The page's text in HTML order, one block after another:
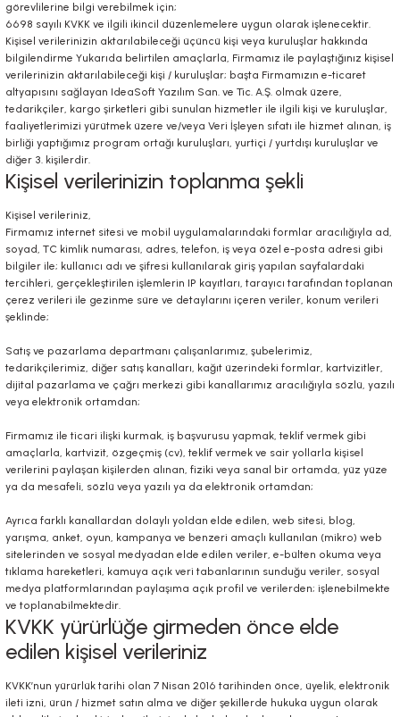
görevlilerine bilgi verebilmek için;
6698 sayılı KVKK ve ilgili ikincil düzenlemelere uygun olarak işlenecektir.
Kişisel verilerinizin aktarılabileceği üçüncü kişi veya kuruluşlar hakkında
bilgilendirme Yukarıda belirtilen amaçlarla, Firmamız ile paylaştığınız kişisel
verilerinizin aktarılabileceği kişi / kuruluşlar; başta Firmamızın e-ticaret
altyapısını sağlayan IdeaSoft Yazılım San. ve Tic. A.Ş. olmak üzere,
tedarikçiler, kargo şirketleri gibi sunulan hizmetler ile ilgili kişi ve kuruluşlar,
faaliyetlerimizi yürütmek üzere ve/veya Veri İşleyen sıfatı ile hizmet alınan, iş
birliği yaptığımız program ortağı kuruluşları, yurtiçi / yurtdışı kuruluşlar ve
diğer 3. kişilerdir.
Kişisel verilerinizin toplanma şekli
Kişisel verileriniz,
Firmamız internet sitesi ve mobil uygulamalarındaki formlar aracılığıyla ad,
soyad, TC kimlik numarası, adres, telefon, iş veya özel e-posta adresi gibi
bilgiler ile; kullanıcı adı ve şifresi kullanılarak giriş yapılan sayfalardaki
tercihleri, gerçekleştirilen işlemlerin IP kayıtları, tarayıcı tarafından toplanan
çerez verileri ile gezinme süre ve detaylarını içeren veriler, konum verileri
şeklinde;
Satış ve pazarlama departmanı çalışanlarımız, şubelerimiz,
tedarikçilerimiz, diğer satış kanalları, kağıt üzerindeki formlar, kartvizitler,
dijital pazarlama ve çağrı merkezi gibi kanallarımız aracılığıyla sözlü, yazılı
veya elektronik ortamdan;
Firmamız ile ticari ilişki kurmak, iş başvurusu yapmak, teklif vermek gibi
amaçlarla, kartvizit, özgeçmiş (cv), teklif vermek ve sair yollarla kişisel
verilerini paylaşan kişilerden alınan, fiziki veya sanal bir ortamda, yüz yüze
ya da mesafeli, sözlü veya yazılı ya da elektronik ortamdan;
Ayrıca farklı kanallardan dolaylı yoldan elde edilen, web sitesi, blog,
yarışma, anket, oyun, kampanya ve benzeri amaçlı kullanılan (mikro) web
sitelerinden ve sosyal medyadan elde edilen veriler, e-bülten okuma veya
tıklama hareketleri, kamuya açık veri tabanlarının sunduğu veriler, sosyal
medya platformlarından paylaşıma açık profil ve verilerden; işlenebilmekte
ve toplanabilmektedir.
KVKK yürürlüğe girmeden önce elde
edilen kişisel verileriniz
KVKK’nun yürürlük tarihi olan 7 Nisan 2016 tarihinden önce, üyelik, elektronik
ileti izni, ürün / hizmet satın alma ve diğer şekillerde hukuka uygun olarak